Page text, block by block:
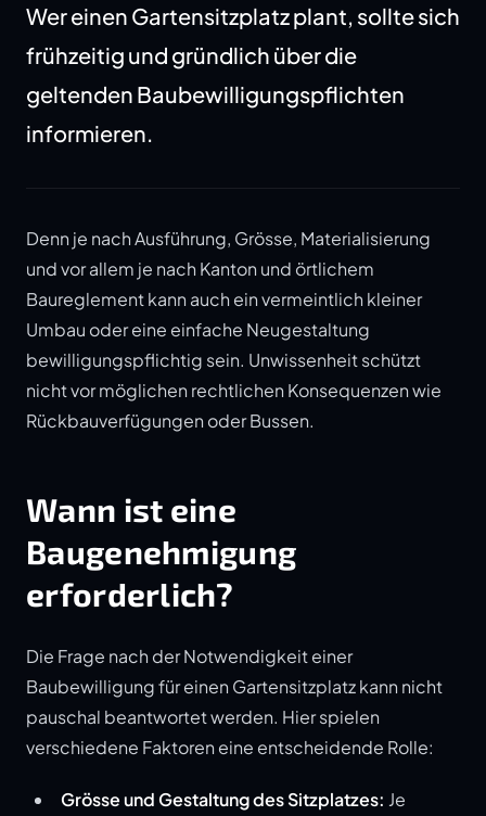
Wer einen Gartensitzplatz plant, sollte sich
frühzeitig und gründlich über die
geltenden Baubewilligungspflichten
informieren.
Denn je nach Ausführung, Grösse, Materialisierung
und vor allem je nach Kanton und örtlichem
Baureglement kann auch ein vermeintlich kleiner
Umbau oder eine einfache Neugestaltung
bewilligungspflichtig sein. Unwissenheit schützt
nicht vor möglichen rechtlichen Konsequenzen wie
Rückbauverfügungen oder Bussen.
Wann ist eine
Baugenehmigung
erforderlich?
Die Frage nach der Notwendigkeit einer
Baubewilligung für einen Gartensitzplatz kann nicht
pauschal beantwortet werden. Hier spielen
verschiedene Faktoren eine entscheidende Rolle:
Grösse und Gestaltung des Sitzplatzes: Je